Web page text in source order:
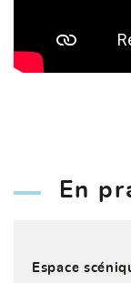
En
Espace